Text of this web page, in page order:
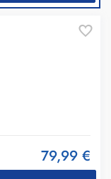
79,99 €